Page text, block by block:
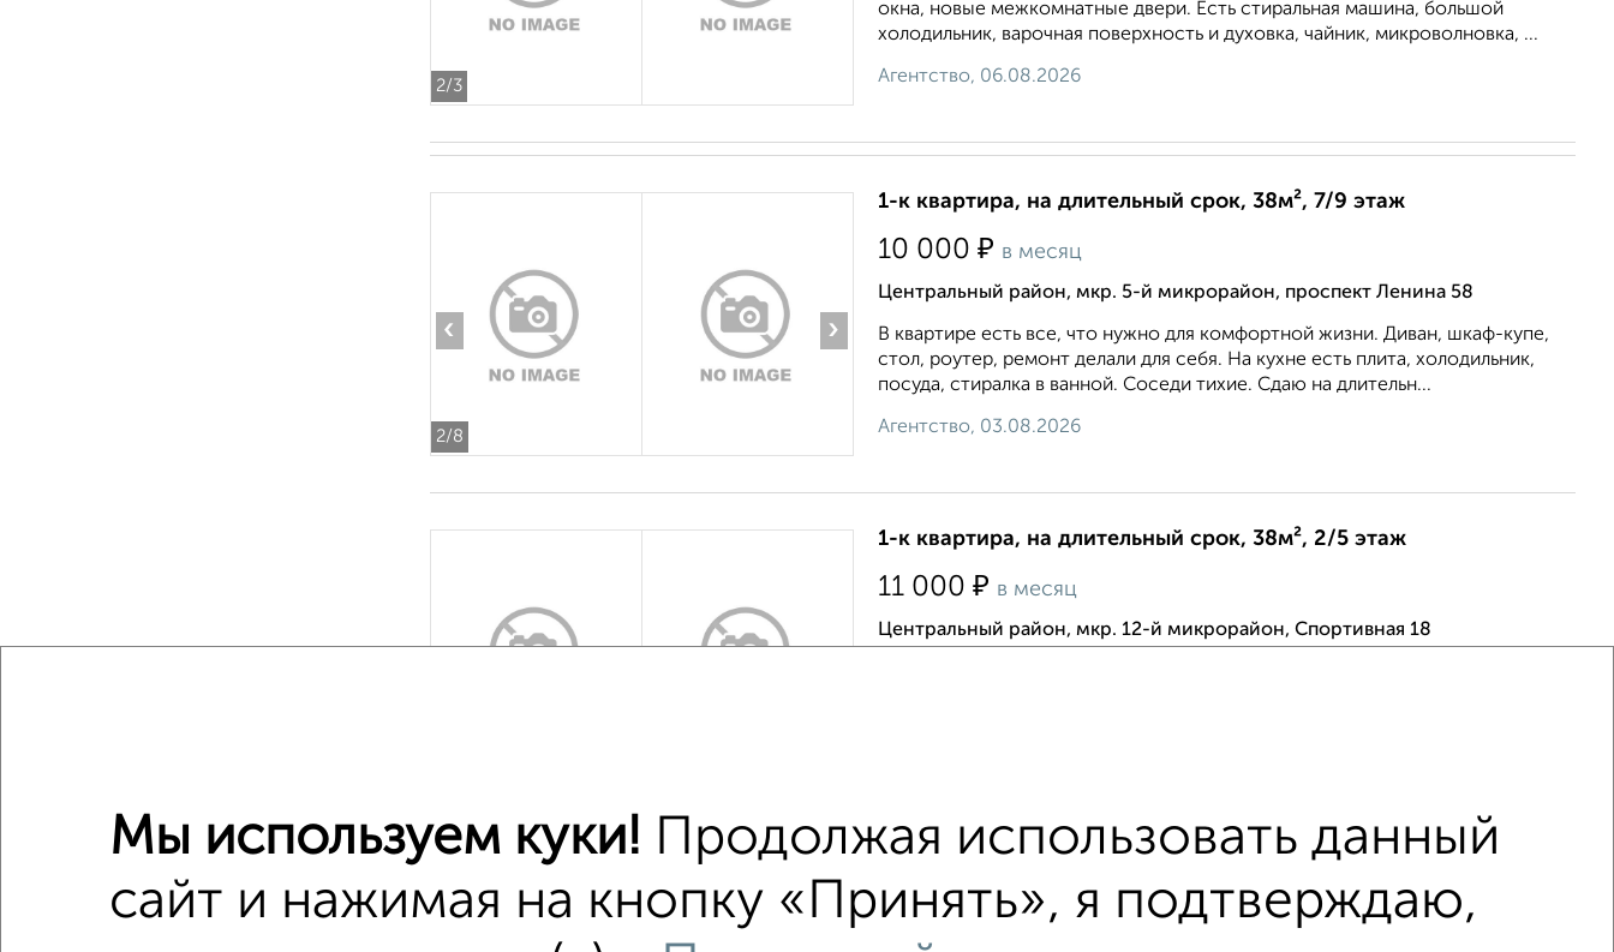
2/3
окна, новые межкомнатные двери. Есть стиральная машина, большой
холодильник, варочная поверхность и духовка, чайник, микроволновка, ...
Агентство, 06.08.2026
2/8
‹ ›
1-к квартира, на длительный срок, 38м², 7/9 этаж
10 000 ₽ в месяц
Центральный район, мкр. 5-й микрорайон, проспект Ленина 58
В квартире есть все, что нужно для комфортной жизни. Диван, шкаф-купе,
стол, роутер, ремонт делали для себя. На кухне есть плита, холодильник,
посуда, стиралка в ванной. Соседи тихие. Сдаю на длительн...
Агентство, 03.08.2026
1-к квартира, на длительный срок, 38м², 2/5 этаж
11 000 ₽ в месяц
Центральный район, мкр. 12-й микрорайон, Спортивная 18
12 000 ₽ в месяц
Мы используем куки! Продолжая использовать данный
сайт и нажимая на кнопку «Принять», я подтверждаю,